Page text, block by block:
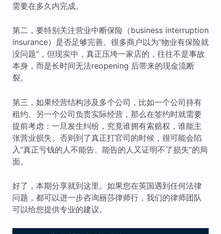
需要在多久内完成。
第二，要特别关注营业中断保险（business interruption
insurance）是否足够完善。很多商户以为“物业有保险就
没问题”，但现实中，真正压垮一家店的，往往不是事故
本身，而是长时间无法reopening 后带来的现金流断
裂。
第三，如果经营结构涉及多个公司，比如一个公司持有
租约、另一个公司负责实际经营，那么在签约时就需要
提前考虑：一旦发生纠纷，究竟谁拥有索赔权，谁能主
张营业损失。否则到了真正打官司的时候，很可能会陷
入“真正亏钱的人不能告、能告的人又证明不了损失”的局
面。
好了，本期分享就到这里。如果您在英国遇到任何法律
问题，都可以进一步咨询丽莎律师行，我们的律师团队
可以给您提供专业的建议。